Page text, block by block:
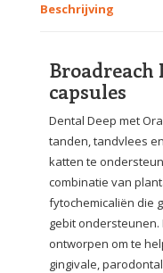
Beschrijving
Broadreach
capsules
Dental Deep met
tanden, tandvlees
katten te
combinatie van
fytochemicaliën die
gebit
ontworpen om te
gingivale,